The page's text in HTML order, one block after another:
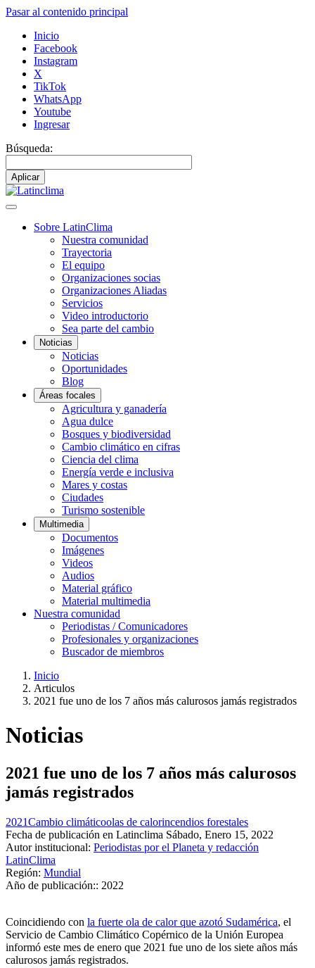
Pasar al contenido principal
Inicio
Facebook
Instagram
X
TikTok
WhatsApp
Youtube
Ingresar
Búsqueda:
Navegación
Sobre LatinClima
Nuestra comunidad
Trayectoria
El equipo
Organizaciones socias
Organizaciones Aliadas
Servicios
Video introductorio
Sea parte del cambio
Noticias
Noticias
Oportunidades
Blog
Áreas focales
Agricultura y ganadería
Agua dulce
Bosques y biodiversidad
Cambio climático en cifras
Ciencia del clima
Energía verde e inclusiva
Mares y costas
Ciudades
Turismo sostenible
Multimedia
Documentos
Imágenes
Videos
Audios
Material gráfico
Material multimedia
Nuestra comunidad
Periodistas / Comunicadores
Profesionales y organizaciones
Buscador de miembros
Ruta
navegación
Inicio
Articulos
2021 fue uno de los 7 años más calurosos jamás registrados
Noticias
2021 fue uno de los 7 años más calurosos
jamás registrados
2021Cambio climáticoolas de calorincendios forestales
Fecha de publicación en Latinclima Sábado, Enero 15, 2022
Autor institucional: Periodistas por el Planeta y redacción
LatinClima
Región: Mundial
Año de publicación:: 2022
Coincidiendo con la fuerte ola de calor que azotó Sudamérica, el
Servicio de Cambio Climático Copérnico de la Unión Europea
informó este mes de enero que 2021 fue uno de los siete años más
calurosos jamás registrados.